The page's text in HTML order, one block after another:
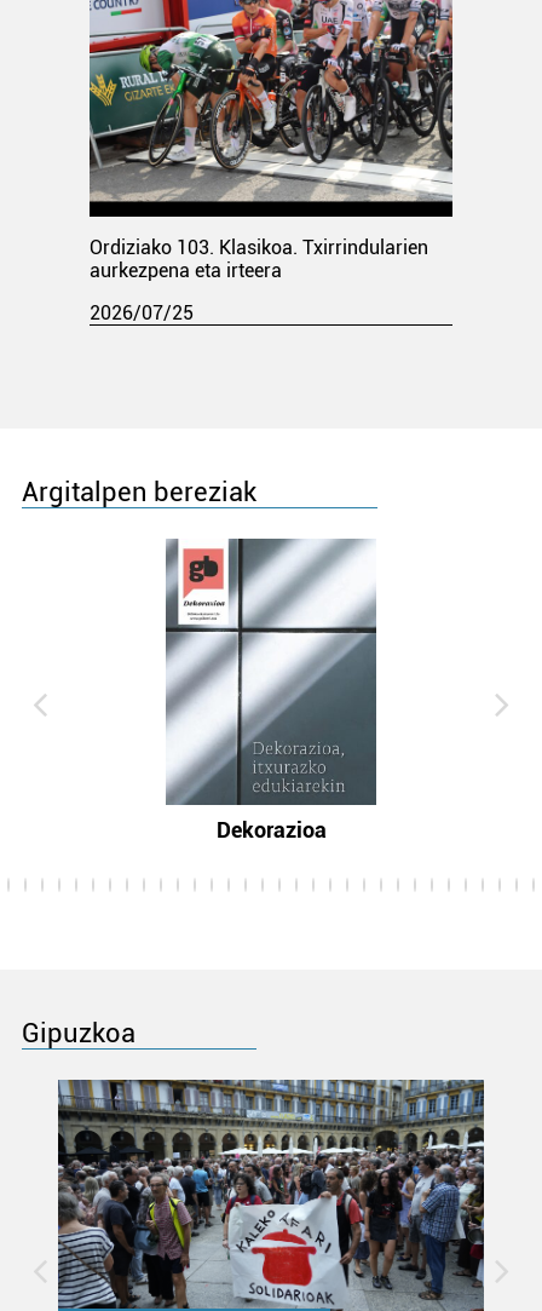
Ordiziako 103. Klasikoa. Txirrindularien
aurkezpena eta irteera
2026/07/25
Argitalpen bereziak
Dekorazioa
Gipuzkoa